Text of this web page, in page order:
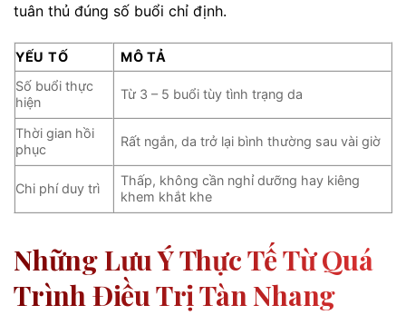
tuân thủ đúng số buổi chỉ định.
YẾU TỐ
MÔ TẢ
Số buổi thực
hiện
Từ 3 – 5 buổi tùy tình trạng da
Thời gian hồi
phục
Rất ngắn, da trở lại bình thường sau vài giờ
Chi phí duy trì
Thấp, không cần nghỉ dưỡng hay kiêng
khem khắt khe
Những Lưu Ý Thực Tế Từ Quá
Trình Điều Trị Tàn Nhang